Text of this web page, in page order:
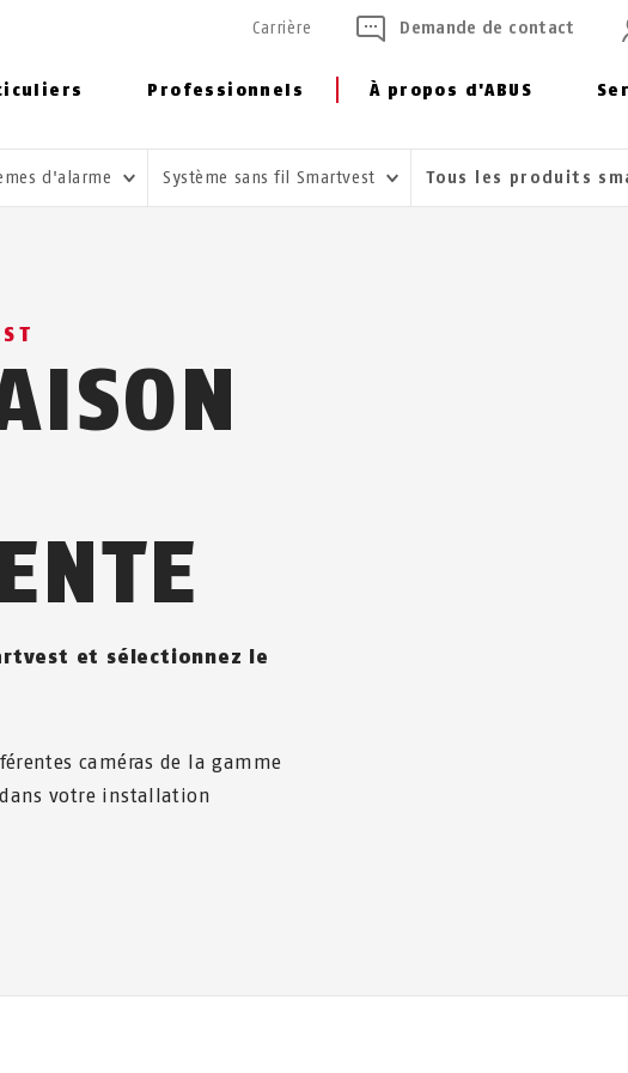
Professionnels À propos d'ABUS
Carrière Demande de contact
d'alarme Système sans fil Smartvest Tous les produits
et sélectionnez le
caméras de la gamme
votre installation